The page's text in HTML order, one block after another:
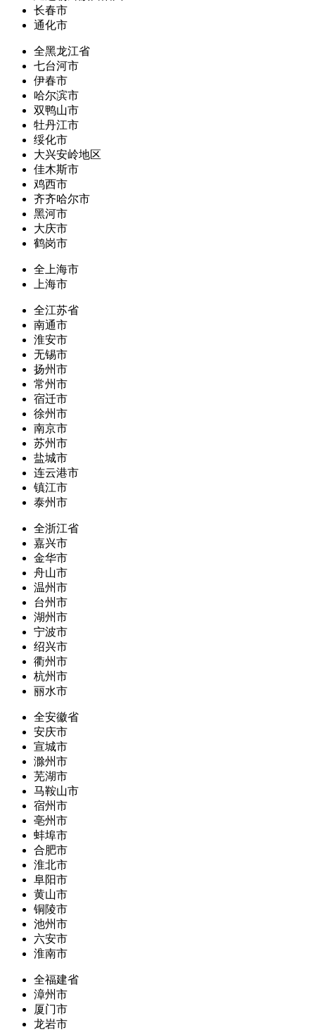
长春市
通化市
全黑龙江省
七台河市
伊春市
哈尔滨市
双鸭山市
牡丹江市
绥化市
大兴安岭地区
佳木斯市
鸡西市
齐齐哈尔市
黑河市
大庆市
鹤岗市
全上海市
上海市
全江苏省
南通市
淮安市
无锡市
扬州市
常州市
宿迁市
徐州市
南京市
苏州市
盐城市
连云港市
镇江市
泰州市
全浙江省
嘉兴市
金华市
舟山市
温州市
台州市
湖州市
宁波市
绍兴市
衢州市
杭州市
丽水市
全安徽省
安庆市
宣城市
滁州市
芜湖市
马鞍山市
宿州市
亳州市
蚌埠市
合肥市
淮北市
阜阳市
黄山市
铜陵市
池州市
六安市
淮南市
全福建省
漳州市
厦门市
龙岩市